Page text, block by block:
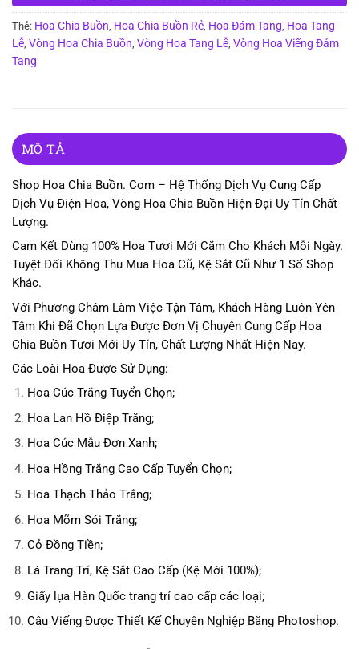
Thẻ: Hoa Chia Buồn Hoa Chia Buồn Rẻ Hoa Đám Tang Hoa Tang
Lễ Vòng Hoa Chia Buồn Vòng Hoa Tang Lễ Vòng Hoa Viếng Đám
Tang
MÔ TẢ
Shop Hoa Chia Buồn. Com – Hệ Thống Dịch Vụ Cung Cấp
Dịch Vụ Điện Hoa, Vòng Hoa Chia Buồn Hiện Đại Uy Tín Chất
Lượng.
Cam Kết Dùng 100% Hoa Tươi Mới Cắm Cho Khách Mỗi Ngày.
Tuyệt Đối Không Thu Mua Hoa Cũ, Kệ Sắt Cũ Như 1 Số Shop
Khác.
Với Phương Châm Làm Việc Tận Tâm, Khách Hàng Luôn Yên
Tâm Khi Đã Chọn Lựa Được Đơn Vị Chuyên Cung Cấp Hoa
Chia Buồn Tươi Mới Uy Tín, Chất Lượng Nhất Hiện Nay.
Các Loài Hoa Được Sử Dụng:
Hoa Cúc Trắng Tuyển Chọn;
Hoa Lan Hồ Điệp Trắng;
Hoa Cúc Mẫu Đơn Xanh;
Hoa Hồng Trắng Cao Cấp Tuyển Chọn;
Hoa Thạch Thảo Trắng;
Hoa Mõm Sói Trắng;
Cỏ Đồng Tiền;
Lá Trang Trí, Kệ Sắt Cao Cấp (Kệ Mới 100%);
Giấy lụa Hàn Quốc trang trí cao cấp các loại;
Câu Viếng Được Thiết Kế Chuyên Nghiệp Bằng Photoshop.